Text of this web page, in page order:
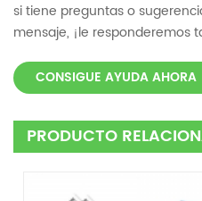
si tiene preguntas o
mensaje, ¡le responderemos
CONSIGUE AYUDA AHORA
PRODUCTO